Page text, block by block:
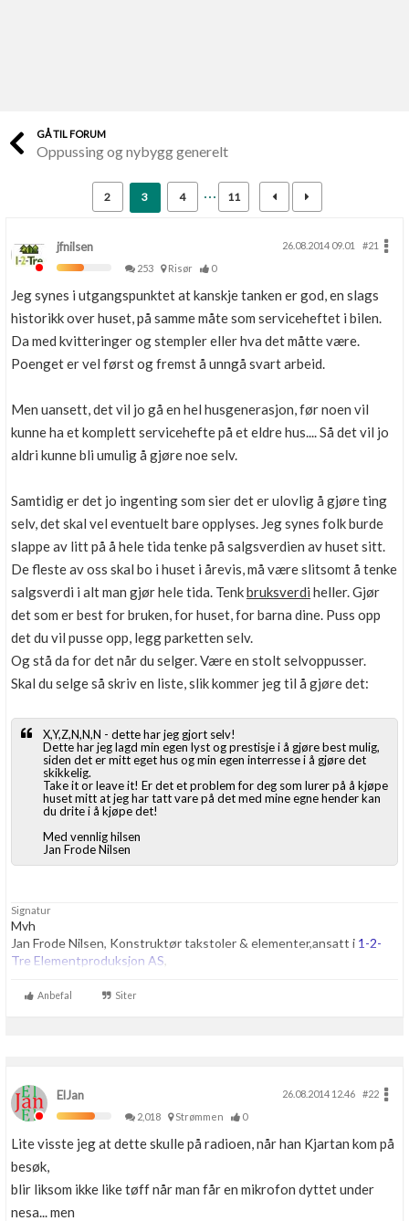
Finn håndverkere
Skaff dokumentasjon som mangler
Kundeservice
Få svar på det du lurer på
Kom i gang med Boligmappa
Boligmappa+
Få mer ut av Boligmappa
GÅ TIL FORUM
Oppussing og nybygg generelt
2 3 4 11
jfnilsen 26.08.2014 09.01
#21
253
Risør 0
Jeg synes i utgangspunktet at kanskje tanken er god, en slags
historikk over huset, på samme måte som serviceheftet i bilen.
Da med kvitteringer og stempler eller hva det måtte være.
Poenget er vel først og fremst å unngå svart arbeid.
Men uansett, det vil jo gå en hel husgenerasjon, før noen vil
kunne ha et komplett servicehefte på et eldre hus.... Så det vil jo
aldri kunne bli umulig å gjøre noe selv.
Samtidig er det jo ingenting som sier det er ulovlig å gjøre ting
selv, det skal vel eventuelt bare opplyses. Jeg synes folk burde
slappe av litt på å hele tida tenke på salgsverdien av huset sitt.
De fleste av oss skal bo i huset i årevis, må være slitsomt å tenke
salgsverdi i alt man gjør hele tida. Tenkbruksverdi heller. Gjør
det som er best for bruken, for huset, for barna dine. Puss opp
det du vil pusse opp, legg parketten selv.
Og stå da for det når du selger. Være en stolt selvoppusser.
Skal du selge så skriv en liste, slik kommer jeg til å gjøre det:
X,Y,Z,N,N,N - dette har jeg gjort selv!
Dette har jeg lagd min egen lyst og prestisje i å gjøre best mulig,
siden det er mitt eget hus og min egen interresse i å gjøre det
skikkelig.
Take it or leave it! Er det et problem for deg som lurer på å kjøpe
huset mitt at jeg har tatt vare på det med mine egne hender kan
du drite i å kjøpe det!
Med vennlig hilsen
Jan Frode Nilsen
Signatur
Mvh
Jan Frode Nilsen, Konstruktør takstoler & elementer,ansatt i 1-2-
Tre Elementproduksjon AS,
inne)Anbefal Siter
ElJan 26.08.2014 12.46
#22
2,018
Strømmen 0
Lite visste jeg at dette skulle på radioen, når han Kjartan kom på
besøk,
blir liksom ikke like tøff når man får en mikrofon dyttet under
nesa... men